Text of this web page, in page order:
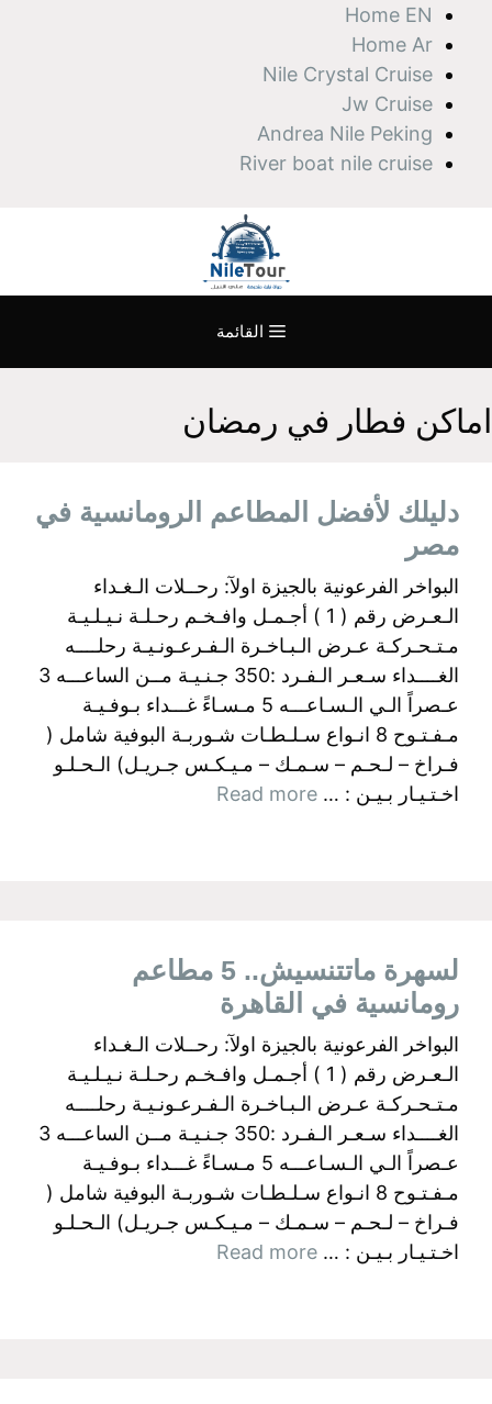
انتقل
المحتوى
Home EN
Home Ar
Nile Crystal Cruise
Jw Cruise
Andrea Nile Peking
River boat nile cruise
القائمة
اماكن فطار في رمضان
دليلك لأفضل المطاعم الرومانسية في
مصر
البواخر الفرعونية بالجيزة اولآ: رحــلات الـغـداء
الـعـرض رقم ( 1 ) أجـمـل وافـخـم رحـلـة نـيـلـيـة
مـتـحـركـة عـرض الـبـاخـرة الـفـرعـونـيـة رحلــــه
الغــــداء سـعـر الـفـرد :350 جـنـيـة مــن الساعـــه 3
عـصراً الـي الـسـاعـــه 5 مـسـاءً غـــداء بـوفـيـة
مـفـتـوح 8 انـواع سـلـطـات شـوربـة البوفية شامل (
فـراخ – لـحـم – سـمـك – مـيـكـس جـريـل) الـحـلـو
اخـتـيـار بـيـن : … Read more
لسهرة ماتتنسيش.. 5 مطاعم
رومانسية في القاهرة
البواخر الفرعونية بالجيزة اولآ: رحــلات الـغـداء
الـعـرض رقم ( 1 ) أجـمـل وافـخـم رحـلـة نـيـلـيـة
مـتـحـركـة عـرض الـبـاخـرة الـفـرعـونـيـة رحلــــه
الغــــداء سـعـر الـفـرد :350 جـنـيـة مــن الساعـــه 3
عـصراً الـي الـسـاعـــه 5 مـسـاءً غـــداء بـوفـيـة
مـفـتـوح 8 انـواع سـلـطـات شـوربـة البوفية شامل (
فـراخ – لـحـم – سـمـك – مـيـكـس جـريـل) الـحـلـو
اخـتـيـار بـيـن : … Read more